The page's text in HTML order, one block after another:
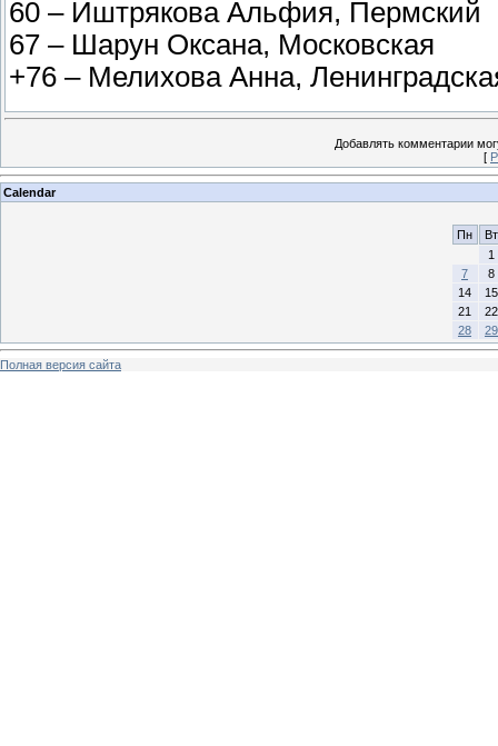
60 – Иштрякова Альфия, Пермский
67 – Шарун Оксана, Московская
+76 – Мелихова Анна,
Добавлять комментарии
[
Calendar
Пн
Вт
1
7
8
14
15
21
22
28
29
Полная версия сайта